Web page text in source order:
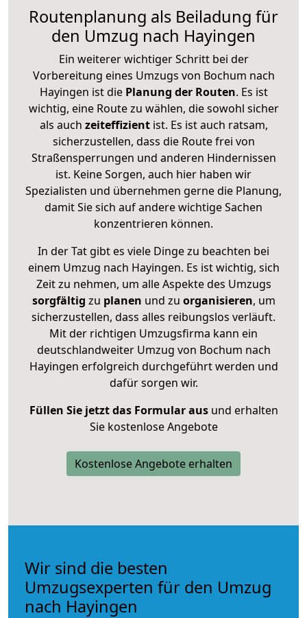
Routenplanung als Beiladung für
den Umzug nach Hayingen
Ein weiterer wichtiger Schritt bei der
Vorbereitung eines Umzugs von Bochum nach
Hayingen ist diePlanung der Routen. Es ist
wichtig, eine Route zu wählen, die sowohl sicher
als auch zeiteffizientist. Es ist auch ratsam,
sicherzustellen, dass die Route frei von
Straßensperrungen und anderen Hindernissen
ist. Keine Sorgen, auch hier haben wir
Spezialisten und übernehmen gerne die Planung,
damit Sie sich auf andere wichtige Sachen
konzentrieren können.
In der Tat gibt es viele Dinge zu beachten bei
einem Umzug nach Hayingen. Es ist wichtig, sich
Zeit zu nehmen, um alle Aspekte des Umzugs
sorgfältig zu planen und zu organisieren, um
sicherzustellen, dass alles reibungslos verläuft.
Mit der richtigen Umzugsfirma kann ein
deutschlandweiter Umzug von Bochum nach
Hayingen erfolgreich durchgeführt werden und
dafür sorgen wir.
Füllen Sie jetzt das Formular ausund erhalten
Sie kostenlose Angebote
Kostenlose Angebote erhalten
Wir sind die besten
Umzugsexperten für den Umzug
nach Hayingen